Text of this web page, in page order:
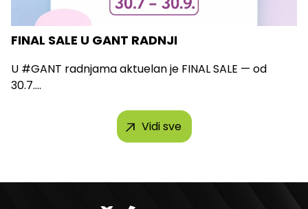
FINAL SALE U GANT RADNJI
U #GANT radnjama aktuelan je FINAL SALE — od
30.7....
Vidi sve